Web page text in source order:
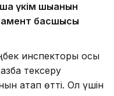
үкім шыққанын
басшысы
инспекторы осы
тексеру
атап өтті. Ол үшін